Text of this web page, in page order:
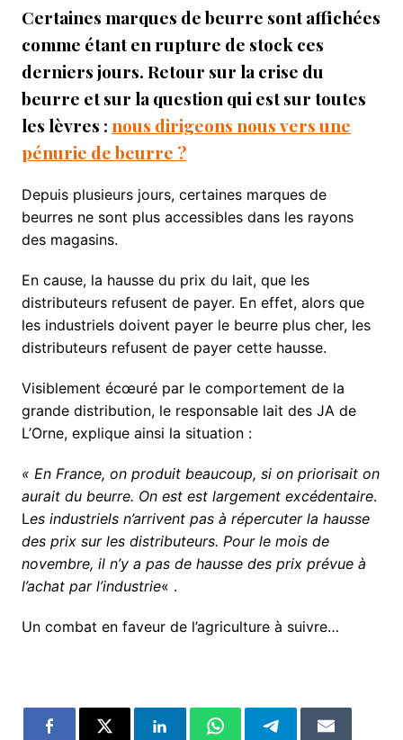
Certaines marques de beurre sont affichées
comme étant en rupture de stock ces
derniers jours. Retour sur la crise du
beurre et sur la question qui est sur toutes
les lèvres : nous dirigeons nous vers une
pénurie de beurre ?
Depuis plusieurs jours, certaines marques de
beurres ne sont plus accessibles dans les rayons
des magasins.
En cause, la hausse du prix du lait, que les
distributeurs refusent de payer. En effet, alors que
les industriels doivent payer le beurre plus cher, les
distributeurs refusent de payer cette hausse.
Visiblement écœuré par le comportement de la
grande distribution, le responsable lait des JA de
L’Orne, explique ainsi la situation :
« En France, on produit beaucoup, si on priorisait on
aurait du beurre. On est est largement excédentaire.
Les industriels n’arrivent pas à répercuter la hausse
des prix sur les distributeurs. Pour le mois de
novembre, il n’y a pas de hausse des prix prévue à
l’achat par l’industrie« .
Un combat en faveur de l’agriculture à suivre…